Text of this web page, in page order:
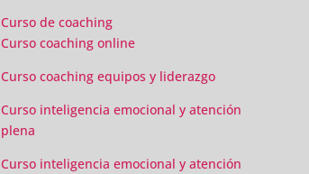
Curso de coaching
Curso coaching online
Curso coaching equipos y liderazgo
Curso inteligencia emocional y atención
plena
Curso inteligencia emocional y atención